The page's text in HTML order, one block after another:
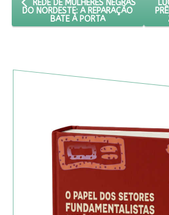
REDE DE MULHERES NEGRAS
DO NORDESTE: A REPARAÇÃO
BATE À PORTA